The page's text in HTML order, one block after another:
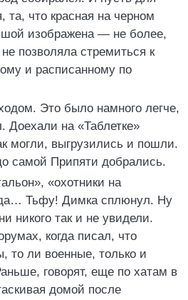
та, что красная на черном
изображена — не более,
позволяла стремиться к
и расписанному по
Это было намного легче,
на «Таблетке»
могли, выгрузились и пошли.
самой Припяти добрались.
«охотники на
Тьфу! Димка сплюнул. Ну
никого так и не увидели.
когда писал, что
то ли военные, только и
говорят, еще по хатам в
домой после